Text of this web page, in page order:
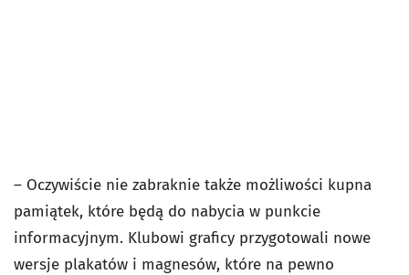
– Oczywiście nie zabraknie także możliwości kupna
pamiątek, które będą do nabycia w punkcie
informacyjnym. Klubowi graficy przygotowali nowe
wersje plakatów i magnesów, które na pewno